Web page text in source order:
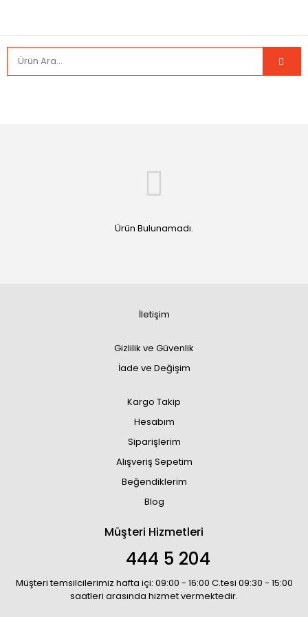
Ürün Bulunamadı.
İletişim
Gizlilik ve Güvenlik
İade ve Değişim
Kargo Takip
Hesabım
Siparişlerim
Alışveriş Sepetim
Beğendiklerim
Blog
Müşteri Hizmetleri
444 5 204
Müşteri temsilcilerimiz hafta içi: 09:00 - 16:00 C.tesi 09:30 - 15:00
saatleri arasında hizmet vermektedir.